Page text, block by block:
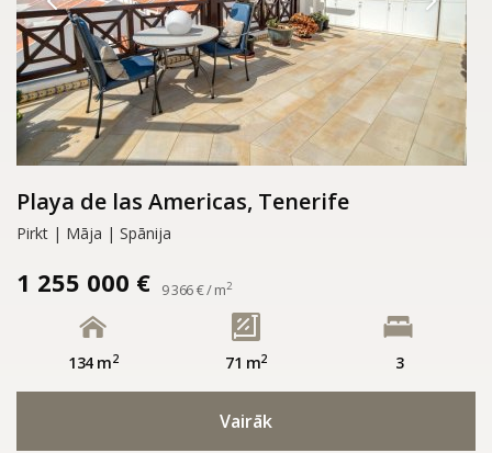
Playa de las Americas, Tenerife
Pirkt | Māja | Spānija
1 255 000 € 9 366 € / m2
134 m2 71 m2 3
Vairāk